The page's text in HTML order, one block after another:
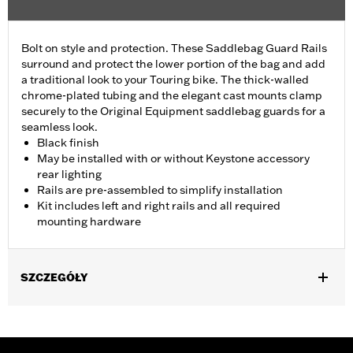
Bolt on style and protection. These Saddlebag Guard Rails
surround and protect the lower portion of the bag and add
a traditional look to your Touring bike. The thick-walled
chrome-plated tubing and the elegant cast mounts clamp
securely to the Original Equipment saddlebag guards for a
seamless look.
Black finish
May be installed with or without Keystone accessory
rear lighting
Rails are pre-assembled to simplify installation
Kit includes left and right rails and all required
mounting hardware
SZCZEGÓŁY